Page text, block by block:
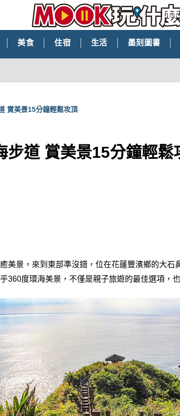
美食 住宿 生活 墨刻圖書
賞美景15分鐘輕鬆攻頂
步道 賞美景15分鐘輕鬆
美景，來到東部準沒錯，位在花蓮豐濱鄉的大石
360度環海美景，不僅是親子旅遊的最佳選項，